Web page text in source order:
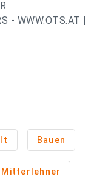
- WWW.OTS.AT |
Bauen
Mitterlehner